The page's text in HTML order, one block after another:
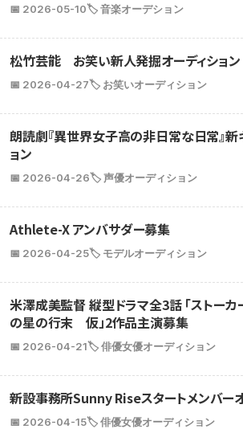
📅 2026-05-10🏷️ 音楽オーデション
松竹芸能 お笑い新人発掘オーディション
📅 2026-04-27🏷️ お笑いオーディション
朗読劇『異世界女子高の非日常な日常』新
ョン
📅 2026-04-26🏷️ 声優オーディション
Athlete-X アンバサダー募集
📅 2026-04-25🏷️ モデルオーディション
米澤成美監督 縦型ドラマ全3話 「ストーカ
の星の行末 仮」2作品主演募集
📅 2026-04-21🏷️ 俳優女優オーディション
新設事務所Sunny Riseスタートメンバー
📅 2026-04-15🏷️ 俳優女優オーディション